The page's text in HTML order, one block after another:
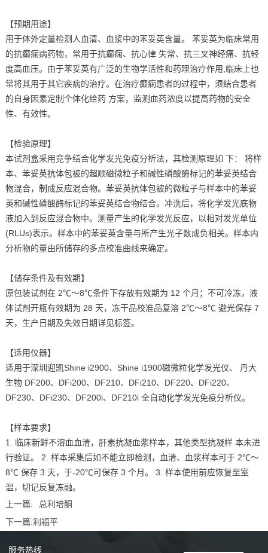
【预期用途】
用于体外定量检测人血清、血浆中的苯妥英含量。 苯妥英为临床常用
的抗癫痫病药物，常用于抗癫痫、抗心律 失常、抗三叉神经痛、抗轻
度高血压。由于苯妥英有广泛的生物学活性和药理治疗作用,临床上也
常将其用于其它疾病的治疗。在治疗癫痫患者的过程中，须结合患者
的自身因素定制个体化给药 方案，监测血药浓度以提高药物的安全
性、有效性。
【检验原理】
本试剂盒采用竞争结合化学发光免疫分析法，其检测原理如 下： 将样
本、苯妥英抗体包被的超顺磁微粒子和碱性磷酸酶标记的苯妥英结合
物混合，制成反应混合物。苯妥英抗体包被的微粒子与样本中的苯妥
英和碱性磷酸酶标记的苯妥英结合物结合。冲洗后，将化学发光底物
液加入到反应混合物中。测量产生的化学发光反应，以相对发光单位
(RLUs)表示。样本中的苯妥英含量与所产生光子数成负相关。样本内
分析物的量由所储存的多点校准曲线来确定。
【储存条件及有效期】
原包装试剂在 2℃～8℃条件下存放有效期为 12 个月；不可冷冻，液
体试剂开瓶有效期为 28 天，冻干品校准品复溶 2℃～8℃ 避光保存 7
天，生产日期及失效日期详见标签。
【适用仪器】
适用于深圳迎凯Shine i2900、Shine i1900磁微粒化学发光仪、 丹大
生物 DF200、DFi200、DF210、DFi210、DF220、DFi220、
DF230、DFi230、DF200i、DF210i 全自动化学发光免疫分析仪。
【样本要求】
1. 临床新鲜不溶血血清，肝素抗凝血浆样本，其他类型抗凝样 本未进
行验证。 2. 样本采集后如不能立即检测，血清、血浆样本可于 2℃～
8℃ 保存 3 天，于-20℃可保存 3 个月。 3. 样本使用前应恢复至室
温，切记反复冻融。
上一篇:
总利培酮
下一篇:利福平
服务热线